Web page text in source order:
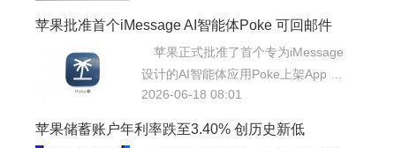
苹果批准首个iMessage AI智能体Poke 可回邮件
苹果正式批准了首个专为iMessage
设计的AI智能体应用Poke上架App St
ore，该应用能够直接在iMessage对
管理等复杂任务。
2026-06-18 08:01
苹果储蓄账户年利率跌至3.40% 创历史新低